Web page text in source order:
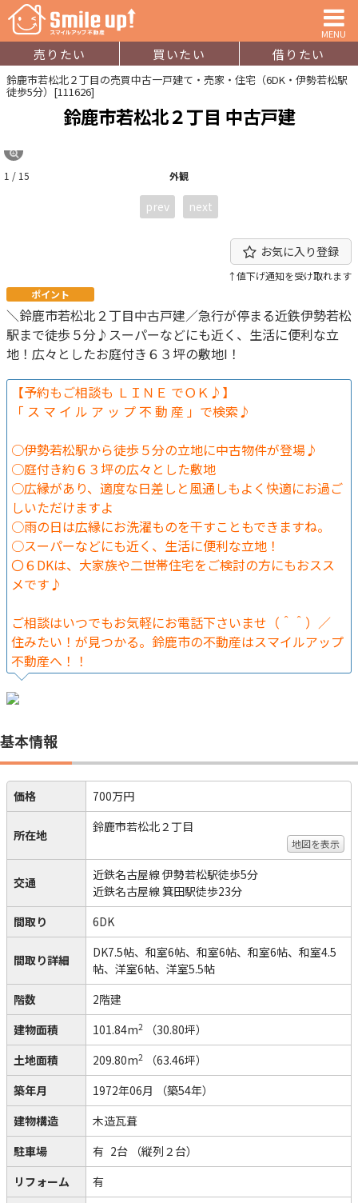
MENU
売りたい 買いたい 借りたい
鈴鹿市若松北２丁目の売買中古一戸建て・売家・住宅（6DK・伊勢若松駅
徒歩5分）[111626]
鈴鹿市若松北２丁目 中古戸建
外観
1 / 15
prev next
お気に入り登録
↑値下げ通知を受け取れます
ポイント
＼鈴鹿市若松北２丁目中古戸建／急行が停まる近鉄伊勢若松
駅まで徒歩５分♪スーパーなどにも近く、生活に便利な立
地！広々としたお庭付き６３坪の敷地I！
【予約もご相談も ＬＩＮＥ でＯＫ♪】
「 ス マ イ ル ア ッ プ 不 動 産 」で検索♪
○伊勢若松駅から徒歩５分の立地に中古物件が登場♪
○庭付き約６３坪の広々とした敷地
○広縁があり、適度な日差しと風通しもよく快適にお過ご
しいただけますよ
○雨の日は広縁にお洗濯ものを干すこともできますね。
○スーパーなどにも近く、生活に便利な立地！
〇６DKは、大家族や二世帯住宅をご検討の方にもおスス
メです♪
ご相談はいつでもお気軽にお電話下さいませ（＾＾）／
住みたい！が見つかる。鈴鹿市の不動産はスマイルアップ
不動産へ！！
基本情報
価格 700万円
所在地
鈴鹿市若松北２丁目
地図を表示
交通
近鉄名古屋線 伊勢若松駅徒歩5分
近鉄名古屋線 箕田駅徒歩23分
間取り
6DK
間取り詳細
DK7.5帖、和室6帖、和室6帖、和室6帖、和室4.5
帖、洋室6帖、洋室5.5帖
階数
2階建
建物面積
101.84m2
（30.80坪）
土地面積
209.80m2
（63.46坪）
築年月
1972年06月
（築54年）
建物構造
木造瓦葺
駐車場
有 2台
（縦列２台）
リフォーム
有